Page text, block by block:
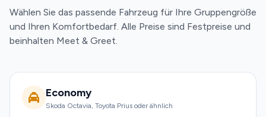
Wählen Sie das passende Fahrzeug für Ihre Gruppengröße
und Ihren Komfortbedarf. Alle Preise sind Festpreise und
beinhalten Meet & Greet.
Economy
Skoda Octavia, Toyota Prius oder ähnlich